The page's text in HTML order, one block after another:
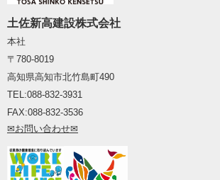
土佐新高建設株式会社
本社
〒780-8019
高知県高知市北竹島町490
TEL:088-832-3931
FAX:088-832-3536
✉お問い合わせ✉